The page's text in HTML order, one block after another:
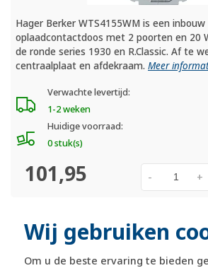
Wij gebruiken
Om u de beste ervaring te bieden
Hager Berker WTS4155WM is een inbouw
oplaadcontactdoos met 2 poorten en 20
de ronde series 1930 en R.Classic. Af te
centraalplaat en afdekraam.Meer
Verwachte levertijd:
1-2 weken
Huidige voorraad:
0 stuk(s)
101,95 +
-
officiële Berker dealer